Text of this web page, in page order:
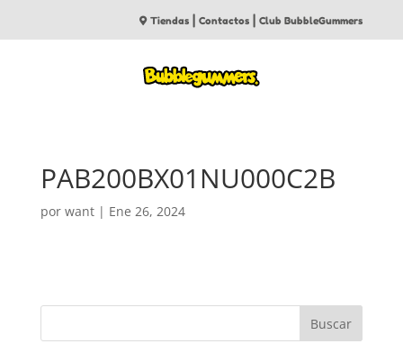
Tiendas |Contactos |Club BubbleGummers
PAB200BX01NU000C2B
por want| Ene 26, 2024